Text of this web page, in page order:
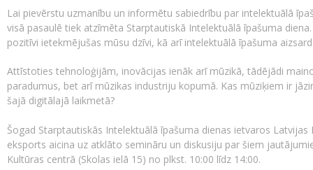
Lai pievērstu uzmanību un informētu sabiedrību par intelektuālā
visā pasaulē tiek atzīmēta Starptautiskā Intelektuālā īpašuma
pozitīvi ietekmējušas mūsu dzīvi, kā arī intelektuālā īpašuma
Attīstoties tehnoloģijām, inovācijas ienāk arī mūzikā, tādējādi
paradumus, bet arī mūzikas industriju kopumā. Kas mūziķiem ir
šajā digitālajā laikmetā?
Šogad Starptautiskās Intelektuālā īpašuma dienas ietvaros
eksports aicina uz atklāto semināru un diskusiju par šiem
Kultūras centrā (Skolas ielā 15) no plkst. 10:00 līdz 14:00.